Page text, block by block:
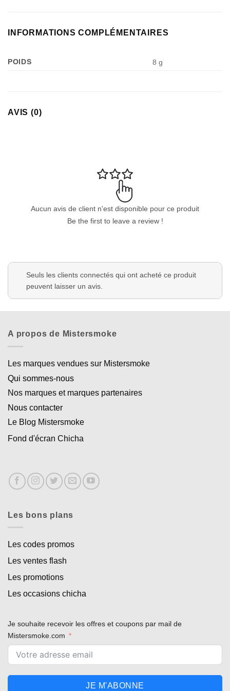
INFORMATIONS COMPLÉMENTAIRES
POIDS 8 g
AVIS (0)
Aucun avis de client n'est disponible pour ce produit
Be the first to leave a review !
Seuls les clients connectés qui ont acheté ce produit
peuvent laisser un avis.
A propos de Mistersmoke
Les marques vendues sur Mistersmoke
Qui sommes-nous
Nos marques et marques partenaires
Nous contacter
Le Blog Mistersmoke
Fond d'écran Chicha
Les bons plans
Les codes promos
Les ventes flash
Les promotions
Les occasions chicha
Je souhaite recevoir les offres et coupons par mail de
Mistersmoke.com
JE M'ABONNE